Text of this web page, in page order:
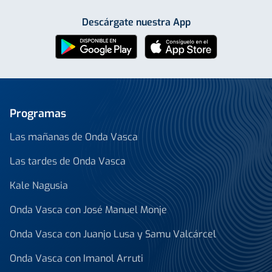
Descárgate nuestra App
Programas
Las mañanas de Onda Vasca
Las tardes de Onda Vasca
Kale Nagusia
Onda Vasca con José Manuel Monje
Onda Vasca con Juanjo Lusa y Samu Valcárcel
Onda Vasca con Imanol Arruti